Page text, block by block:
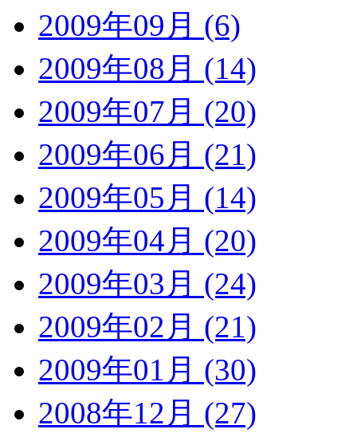
2009年09月 (6)
2009年08月 (14)
2009年07月 (20)
2009年06月 (21)
2009年05月 (14)
2009年04月 (20)
2009年03月 (24)
2009年02月 (21)
2009年01月 (30)
2008年12月 (27)